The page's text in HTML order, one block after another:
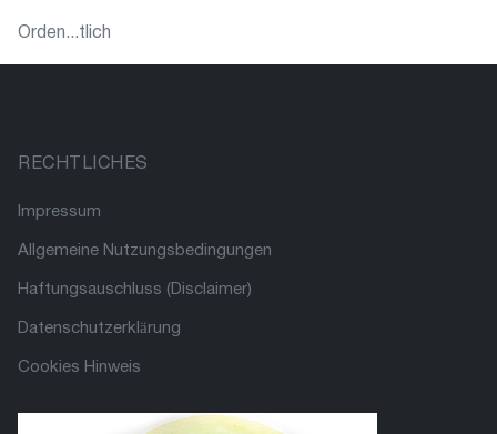
Orden...tlich
RECHTLICHES
Impressum
Allgemeine Nutzungsbedingungen
Haftungsauschluss (Disclaimer)
Datenschutzerklärung
Cookies Hinweis